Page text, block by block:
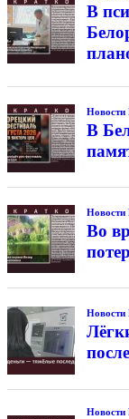
В
Новости
В
Новости
Во
Новости
Новости